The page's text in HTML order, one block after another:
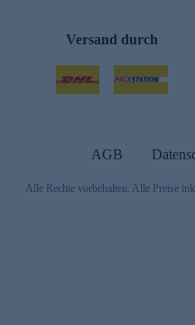
Versand durch
AGB
Alle Rechte vorbehalten. Alle Preise